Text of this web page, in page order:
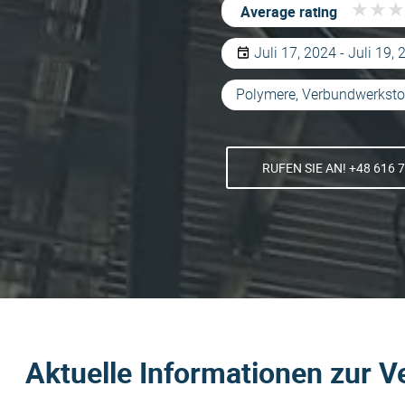
Average rating ★ ★ ★
★ ★ ★
Juli 17, 2024 - Juli 19,
Polymere,
RUFEN SIE AN! +48 616
Aktuelle Informationen zur